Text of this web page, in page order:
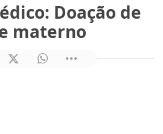
Doação de
materno